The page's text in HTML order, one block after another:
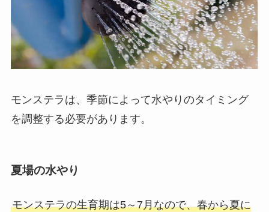
モンステラは、季節によって水やりのタイミング
を調整する必要があります。
夏場の水やり
モンステラの生育期は5～7月なので、春から夏に